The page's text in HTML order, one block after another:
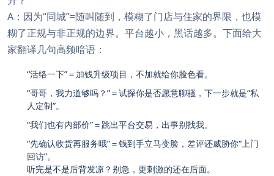
A：因为“同城”=随叫随到，模糊了门店与住家的界限，也模
糊了正规与非正规的边界。平台越小，黑话越多。下面给大
家翻译几句高频暗语：
“活络一下”＝加钱升级项目，不加就给你脸色看。
“哥哥，我力道够吗？”＝试探你是否愿意聊骚，下一步就是“私
人定制”。
“我们也有内部价”＝跳出平台交易，出事别找我。
“先确认收货再服务哦”＝钱到手立马变脸，差评还威胁你“上门
回访”。
听完是不是后背发凉？别急，更刺激的还在后面。